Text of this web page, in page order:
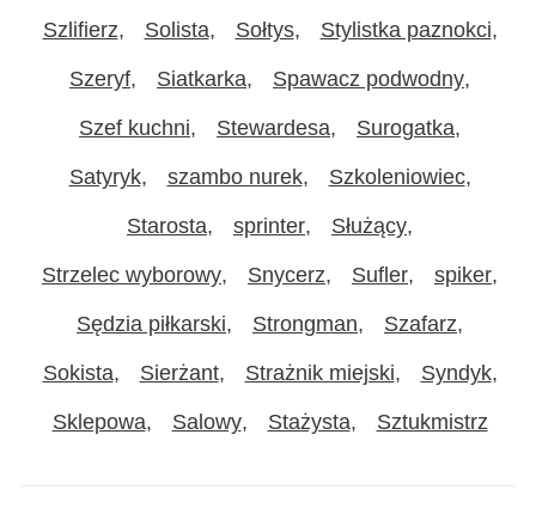
Szlifierz Solista Sołtys Stylistka paznokci
Szeryf Siatkarka Spawacz podwodny
Szef kuchni Stewardesa Surogatka
Satyryk szambo nurek Szkoleniowiec
Starosta sprinter Służący
Strzelec wyborowy Snycerz Sufler spiker
Sędzia piłkarski Strongman Szafarz
Sokista Sierżant Strażnik miejski Syndyk
Sklepowa Salowy Stażysta Sztukmistrz